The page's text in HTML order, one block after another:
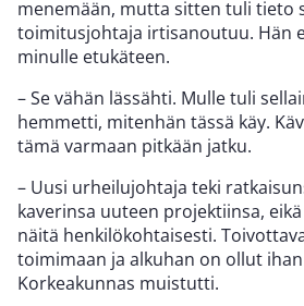
menemään, mutta sitten tuli tieto
toimitusjohtaja irtisanoutuu. Hän
minulle etukäteen.
– Se vähän lässähti. Mulle tuli
hemmetti, mitenhän tässä käy.
tämä varmaan pitkään jatku.
– Uusi urheilujohtaja teki
kaverinsa uuteen projektiinsa,
näitä henkilökohtaisesti.
toimimaan ja alkuhan on ollut
Korkeakunnas muistutti.